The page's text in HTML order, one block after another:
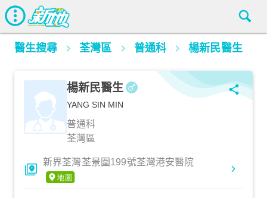
醫生搜尋 荃灣區 普通科 楊新民醫生
楊新民醫生
YANG SIN MIN
普通科
荃灣區
新界荃灣荃景圍199號荃灣港安醫院